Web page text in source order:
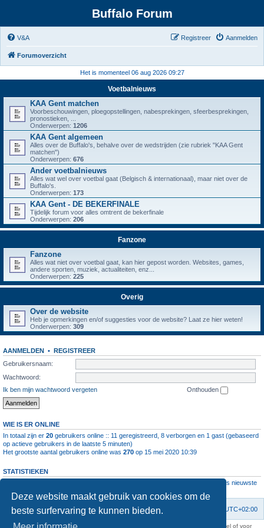
Deze website maakt gebruik van cookies om de
beste surfervaring te kunnen bieden.
Buffalo Forum
V&A Aanmelden
Registreer
Forumoverzicht
Het is momenteel 06 aug 2026 09:27
Voetbalnieuws
KAA Gent matchen
Voorbeschouwingen, ploegopstellingen, nabesprekingen, sfeerbesprekingen,
pronostieken, ...
Onderwerpen: 1206
KAA Gent algemeen
Alles over de Buffalo's, behalve over de wedstrijden (zie rubriek "KAA Gent
matchen")
Onderwerpen: 676
Ander voetbalnieuws
Alles wat wel over voetbal gaat (Belgisch & internationaal), maar niet over de
Buffalo's.
Onderwerpen: 173
KAA Gent - DE BEKERFINALE
Tijdelijk forum voor alles omtrent de bekerfinale
Onderwerpen: 206
Fanzone
Fanzone
Alles wat niet over voetbal gaat, kan hier gepost worden. Websites, games,
andere sporten, muziek, actualiteiten, enz...
Onderwerpen: 225
Overig
Over de website
Heb je opmerkingen en/of suggesties voor de website? Laat ze hier weten!
Onderwerpen: 309
AANMELDEN • REGISTREER
Gebruikersnaam:
Wachtwoord:
Ik ben mijn wachtwoord vergeten
Onthouden
WIE IS ER ONLINE
In totaal zijn er 20 gebruikers online :: 11 geregistreerd, 8 verborgen en 1 gast (gebaseerd
op actieve gebruikers in de laatste 5 minuten)
Het grootste aantal gebruikers online was 270 op 15 mei 2020 10:39
STATISTIEKEN
• Ons nieuwste
Forumoverzicht UTC+02:00
Verwijder cookies
Contact
KAA Gent kan nooit aansprakelijk worden gesteld voor om het even welk nadeel of voor